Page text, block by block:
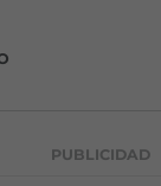
PUBLICIDAD